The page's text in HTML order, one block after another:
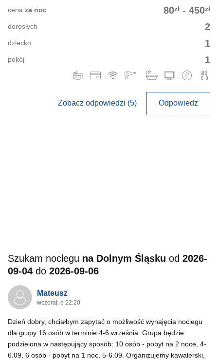
80zł - 450zł
cena za noc
2
dorosłych
1
dziecko
1
pokój
Zobacz odpowiedzi (5) Odpowiedz
Szukam noclegu na Dolnym Śląsku od 2026-
09-04 do 2026-09-06
Mateusz
wczoraj, o 22:20
Dzień dobry, chciałbym zapytać o możliwość wynajęcia noclegu
dla grupy 16 osób w terminie 4-6 września. Grupa będzie
podzielona w następujący sposób: 10 osób - pobyt na 2 noce, 4-
6.09, 6 osób - pobyt na 1 noc, 5-6.09. Organizujemy kawalerski,